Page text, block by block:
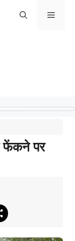
फेंकने पर